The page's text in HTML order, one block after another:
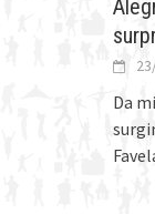
Da